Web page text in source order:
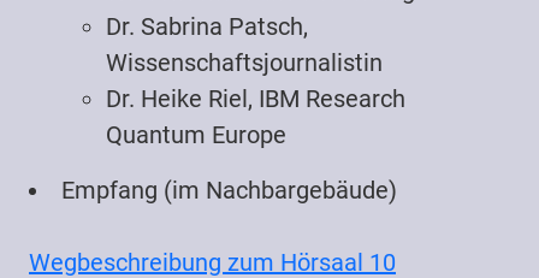
Dr. Sabrina Patsch,
Wissenschaftsjournalistin
Dr. Heike Riel, IBM Research
Quantum Europe
Empfang (im Nachbargebäude)
Wegbeschreibung zum Hörsaal 10